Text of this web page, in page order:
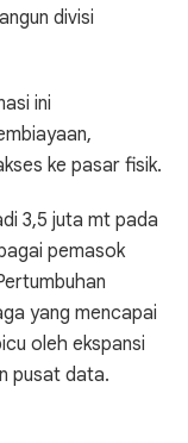
divisi
ini
ke pasar fisik.
3,5 juta mt pada
pemasok
yang mencapai
oleh ekspansi
pusat data.